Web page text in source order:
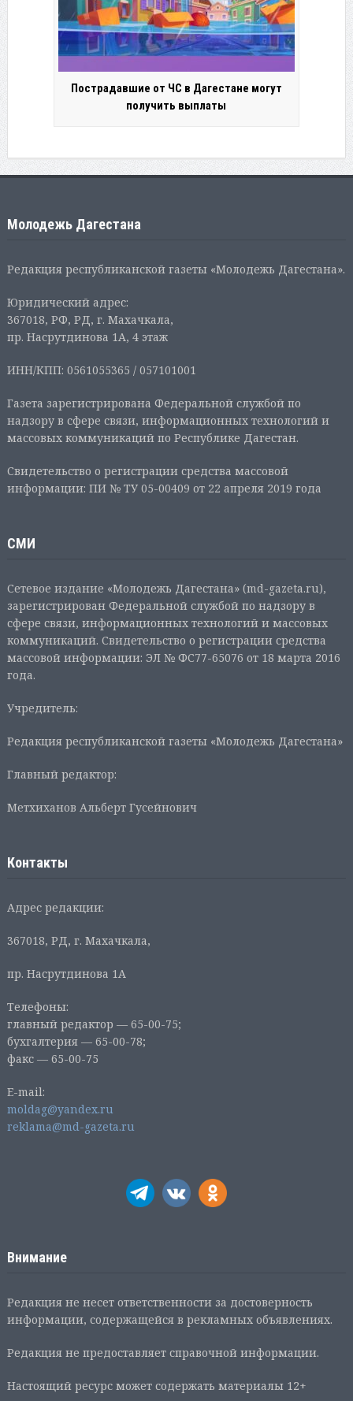
Пострадавшие от ЧС в Дагестане могут
получить выплаты
Молодежь Дагестана
Редакция республиканской газеты «Молодежь Дагестана».
Юридический адрес:
367018, РФ, РД, г. Махачкала,
пр. Насрутдинова 1А, 4 этаж
ИНН/КПП: 0561055365 / 057101001
Газета зарегистрирована Федеральной службой по
надзору в сфере связи, информационных технологий и
массовых коммуникаций по Республике Дагестан.
Свидетельство о регистрации средства массовой
информации: ПИ № ТУ 05-00409 от 22 апреля 2019 года
СМИ
Сетевое издание «Молодежь Дагестана» (md-gazeta.ru),
зарегистрирован Федеральной службой по надзору в
сфере связи, информационных технологий и массовых
коммуникаций. Свидетельство о регистрации средства
массовой информации: ЭЛ № ФС77-65076 от 18 марта 2016
года.
Учредитель:
Редакция республиканской газеты «Молодежь Дагестана»
Главный редактор:
Метхиханов Альберт Гусейнович
Контакты
Адрес редакции:
367018, РД, г. Махачкала,
пр. Насрутдинова 1А
Телефоны:
главный редактор — 65-00-75;
бухгалтерия — 65-00-78;
факс — 65-00-75
E-mail:
moldag@yandex.ru
reklama@md-gazeta.ru
Внимание
Редакция не несет ответственности за достоверность
информации, содержащейся в рекламных объявлениях.
Редакция не предоставляет справочной информации.
Настоящий ресурс может содержать материалы 12+